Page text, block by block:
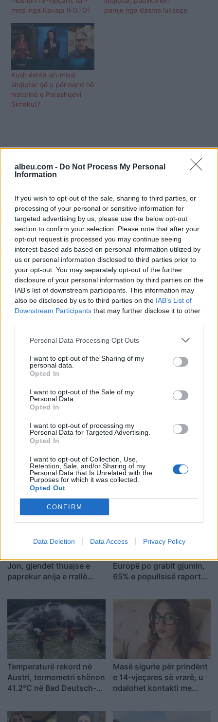
albeu.com - Do Not Process My Personal
Information
If you wish to opt-out of the sale, sharing to third parties, or
processing of your personal or sensitive information for
targeted advertising by us, please use the below opt-out
section to confirm your selection. Please note that after your
opt-out request is processed you may continue seeing
interest-based ads based on personal information utilized by
us or personal information disclosed to third parties prior to
your opt-out. You may separately opt-out of the further
disclosure of your personal information by third parties on the
IAB’s list of downstream participants. This information may
also be disclosed by us to third parties on the IAB’s List of
Downstream Participants that may further disclose it to other
Personal Data Processing Opt Outs
I want to opt-out of the Sharing of my
personal data.
Opted In
I want to opt-out of the Sale of my
Personal Data.
Opted In
I want to opt-out of processing my
Personal Data for Targeted Advertising.
Opted In
I want to opt-out of Collection, Use,
Retention, Sale, and/or Sharing of my
Personal Data that Is Unrelated with the
Purposes for which it was collected.
Opted Out
CONFIRM
Data Deletion Data Access Privacy Policy
missi nga Kavaja (FOTO)
pamje nga dasma luksoze
Kush është ish-missi
shqiptar që u përmend në
historinë e Parashqevi
Simakut?
Shtuarmë31.01.2022 09:55
Tags:
30 vjec , Cheslie Kryst , Ish-missi ,
nderron jete , New York
Kërcënim me bombë në
tregtare zbrazen pas
mesazhit me email
pas arrestimit të krerëve
të grupeve kriminale
Jon, gjendet thuajse e
paprekur anija e rrallë
Europë po grabit gjumin,
65% e popullsisë raporton
Temperaturë rekord në
Austri, termometri shënon
41.2°C në Bad Deutsch-
Masë sigurie për prindërit
e 14-vjeçares së vrarë, u
ndalohet kontakti me